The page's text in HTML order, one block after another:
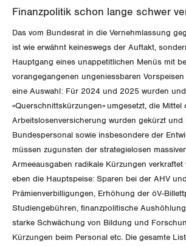
Finanzpolitik schon lange schwer
Das vom Bundesrat in die Vernehmlassung
ist wie erwähnt keineswegs der Auftakt,
Hauptgang eines unappetitlichen Menüs mit
vorangegangenen ungeniessbaren
eine Auswahl: Für 2024 und 2025 wurden
«Querschnittskürzungen» umgesetzt, die
Arbeitslosenversicherung wurden gekürzt und
Bundespersonal sowie insbesondere der
müssen zugunsten der strategielosen
Armeeausgaben radikale Kürzungen
eben die Hauptspeise: Sparen bei der AHV
Prämienverbilligungen, Erhöhung der öV-
Studiengebühren, finanzpolitische Aushöhlung
starke Schwächung von Bildung und
Kürzungen beim Personal etc. Die gesamte